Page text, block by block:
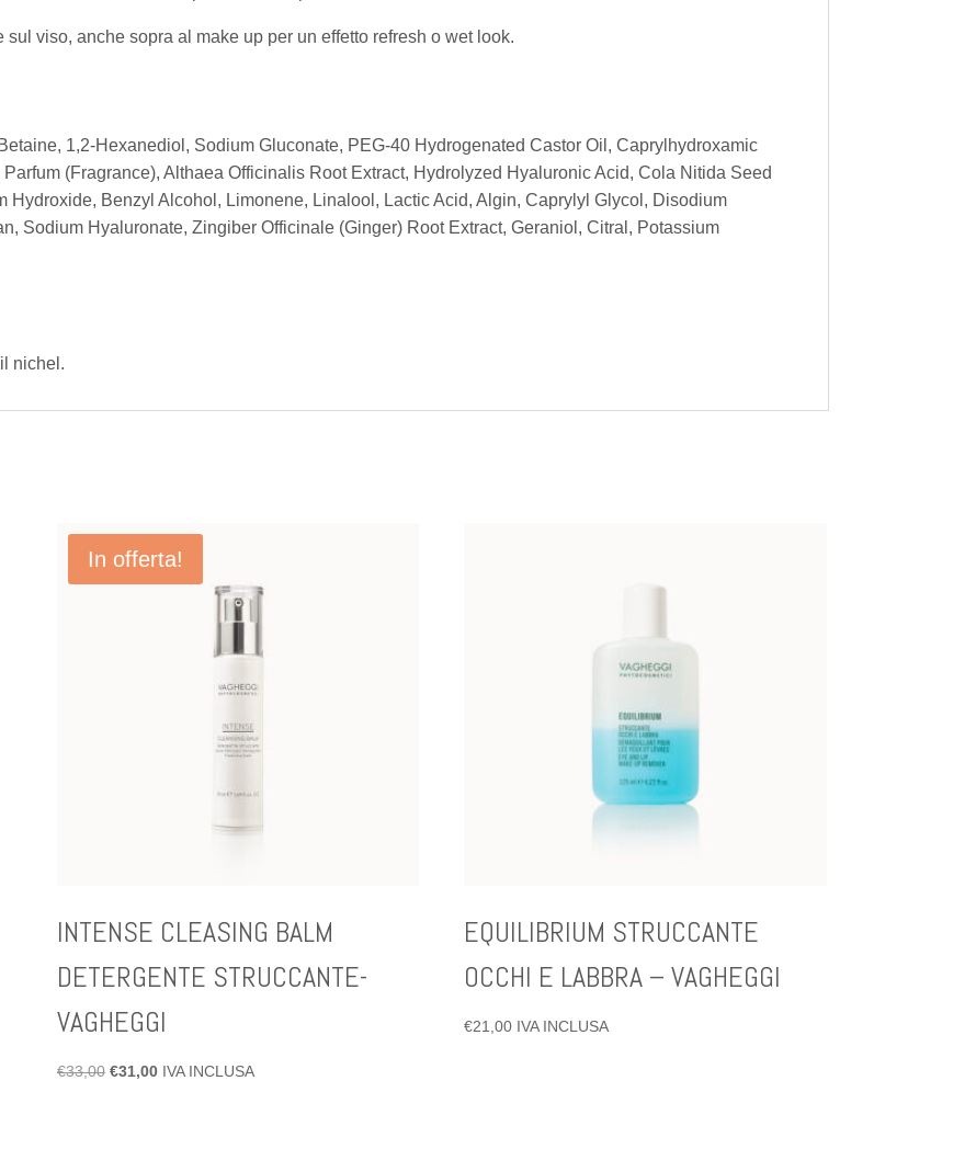
viso, anche sopra al make up per un effetto refresh o wet look.
1,2-Hexanediol, Sodium Gluconate, PEG-40 Hydrogenated Castor Oil, Caprylhydroxamic
(Fragrance), Althaea Officinalis Root Extract, Hydrolyzed Hyaluronic Acid, Cola Nitida Seed
Hydroxide, Benzyl Alcohol, Limonene, Linalool, Lactic Acid, Algin, Caprylyl Glycol, Disodium
Sodium Hyaluronate, Zingiber Officinale (Ginger) Root Extract, Geraniol, Citral, Potassium
nichel.
In offerta!
INTENSE CLEASING BALM
DETERGENTE STRUCCANTE-
VAGHEGGI
€33,00 Il
€31,00IlIVA INCLUSA
EQUILIBRIUM STRUCCANTE
OCCHI E LABBRA – VAGHEGGI
€21,00 IVA INCLUSA